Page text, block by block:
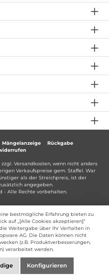
Mängelanzeige
Rückgabe
Versandkosten, wenn nicht anders
Verkaufspreise gem. Staffel. War
als der Streichpreis, ist der
angegeben.
- Alle Rechte vorbehalten.
bestmögliche Erfahrung bieten zu
auf „[Alle Cookies akzeptieren]“
Weitergabe über Ihr Verhalten in
AG. Die Daten können nicht
(z.B. Produktverbesserungen,
verarbeitet werden.
Konfigurieren